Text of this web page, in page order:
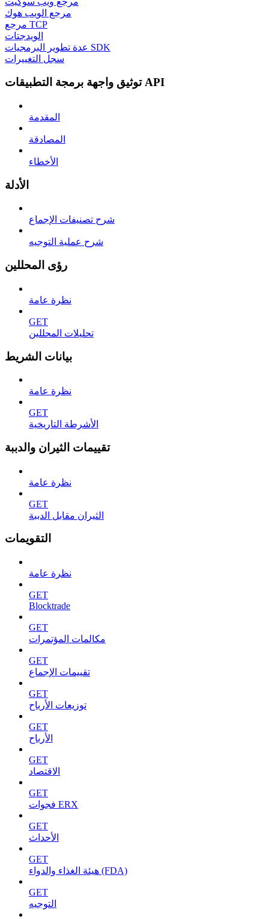
مرجع الويب هوك
مرجع TCP
الويدجتات
عدة تطوير البرمجيات SDK
سجل التغييرات
توثيق واجهة برمجة التطبيقات API
المقدمة
المصادقة
الأخطاء
الأدلة
شرح تصنيفات الإجماع
شرح عملية التوجيه
رؤى المحللين
نظرة عامة
GET
تحليلات المحللين
بيانات الشريط
نظرة عامة
GET
الأشرطة التاريخية
تقييمات الثيران والدببة
نظرة عامة
GET
الثيران مقابل الدببة
التقويمات
نظرة عامة
GET
Blocktrade
GET
مكالمات المؤتمرات
GET
تقييمات الإجماع
GET
توزيعات الأرباح
GET
الأرباح
GET
الاقتصاد
GET
فجوات ERX
GET
الأحداث
GET
هيئة الغذاء والدواء (FDA)
GET
التوجيه